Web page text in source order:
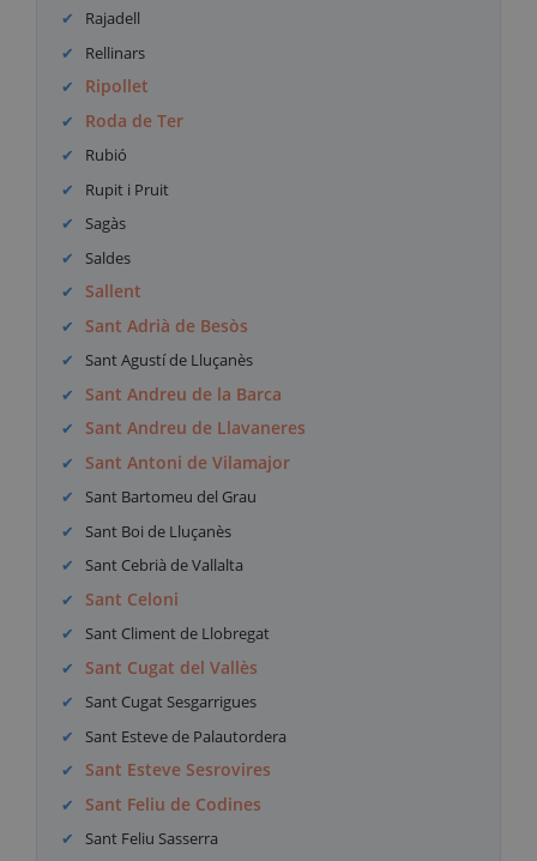
Rajadell
Rellinars
Ripollet
Roda de Ter
Rubió
Rupit i Pruit
Sagàs
Saldes
Sallent
Sant Adrià de Besòs
Sant Agustí de Lluçanès
Sant Andreu de la Barca
Sant Andreu de Llavaneres
Sant Antoni de Vilamajor
Sant Bartomeu del Grau
Sant Boi de Lluçanès
Sant Cebrià de Vallalta
Sant Celoni
Sant Climent de Llobregat
Sant Cugat del Vallès
Sant Cugat Sesgarrigues
Sant Esteve de Palautordera
Sant Esteve Sesrovires
Sant Feliu de Codines
Sant Feliu Sasserra